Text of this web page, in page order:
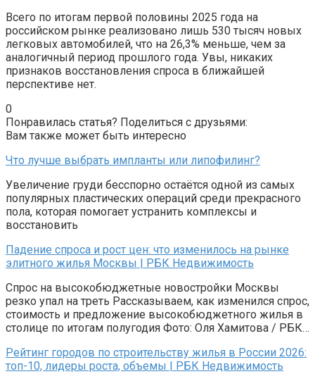
Всего по итогам первой половины 2025 года на
российском рынке реализовано лишь 530 тысяч новых
легковых автомобилей, что на 26,3% меньше, чем за
аналогичный период прошлого года. Увы, никаких
признаков восстановления спроса в ближайшей
перспективе нет.
0
Понравилась статья? Поделиться с друзьями:
Вам также может быть интересно
Что лучше выбрать импланты или липофилинг?
Увеличение груди бесспорно остаётся одной из самых
популярных пластических операций среди прекрасного
пола, которая помогает устранить комплексы и
восстановить
Падение спроса и рост цен: что изменилось на рынке
элитного жилья Москвы | РБК Недвижимость
Спрос на высокобюджетные новостройки Москвы
резко упал на треть Рассказываем, как изменился спрос,
стоимость и предложение высокобюджетного жилья в
столице по итогам полугодия Фото: Оля Хамитова / РБК…
Рейтинг городов по строительству жилья в России 2026:
топ-10, лидеры роста, объемы | РБК Недвижимость